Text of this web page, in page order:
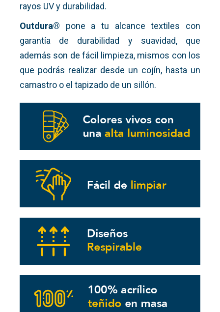
rayos UV y durabilidad.
Outdura® pone a tu alcance textiles con
garantía de durabilidad y suavidad, que
además son de fácil limpieza, mismos con los
que podrás realizar desde un cojín, hasta un
camastro o el tapizado de un sillón.